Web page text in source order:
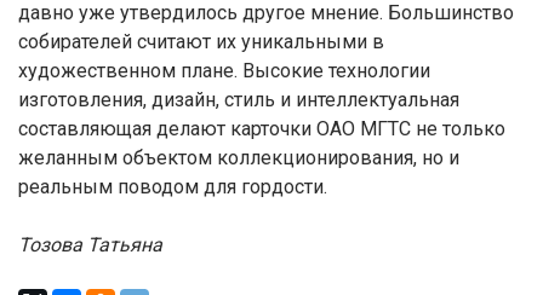
давно уже утвердилось другое мнение. Большинство
собирателей считают их уникальными в
художественном плане. Высокие технологии
изготовления, дизайн, стиль и интеллектуальная
составляющая делают карточки ОАО МГТС не только
желанным объектом коллекционирования, но и
реальным поводом для гордости.
Тозова Татьяна